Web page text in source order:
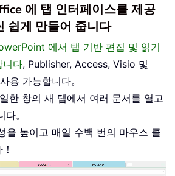
에 탭 인터페이스를 제공
쉽게 만들어 줍니다
에서 탭 기반 편집 및 읽기
니다, Publisher, Access, Visio 및
용 가능합니다。
한 창의 새 탭에서 여러 문서를 열고
。
을 높이고 매일 수백 번의 마우스 클